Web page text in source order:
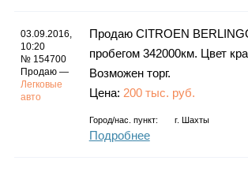
03.09.2016,
10:20
№ 154700
Продаю —
Легковые
авто
Продаю CITROEN
пробегом 342000км. Цвет
Возможен торг.
Цена: 200 тыс. руб.
Город/нас. пункт: г. Шахты
Подробнее